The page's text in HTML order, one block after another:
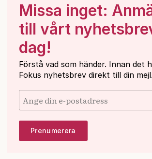
Missa inget:
till vårt
dag!
Förstå vad som händer. Innan det
Fokus nyhetsbrev direkt till din mejl.